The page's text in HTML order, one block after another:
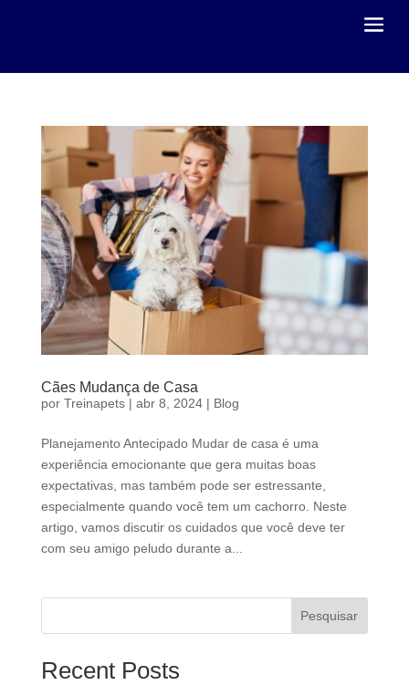
Cães Mudança de Casa
por Treinapets| abr 8, 2024| Blog
Planejamento Antecipado Mudar de casa é uma
experiência emocionante que gera muitas boas
expectativas, mas também pode ser estressante,
especialmente quando você tem um cachorro. Neste
artigo, vamos discutir os cuidados que você deve ter
com seu amigo peludo durante a...
Pesquisar
Recent Posts